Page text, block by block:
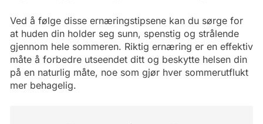
Ved å følge disse ernæringstipsene kan du sørge for
at huden din holder seg sunn, spenstig og strålende
gjennom hele sommeren. Riktig ernæring er en effektiv
måte å forbedre utseendet ditt og beskytte helsen din
på en naturlig måte, noe som gjør hver sommerutflukt
mer behagelig.